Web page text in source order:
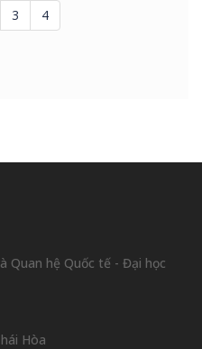
3 4
Quan hệ Quốc tế - Đại học
Hòa